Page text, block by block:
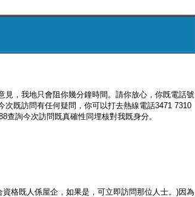
，我地只會阻你幾分鐘時間。請你放心，你既電話號
既訪問有任何疑問，你可以打去熱線電話3471 7310
詢今次訪問既真確性同埋核對我既身分。
格既人係屋企，如果是，可立即訪問那位人士。)因為